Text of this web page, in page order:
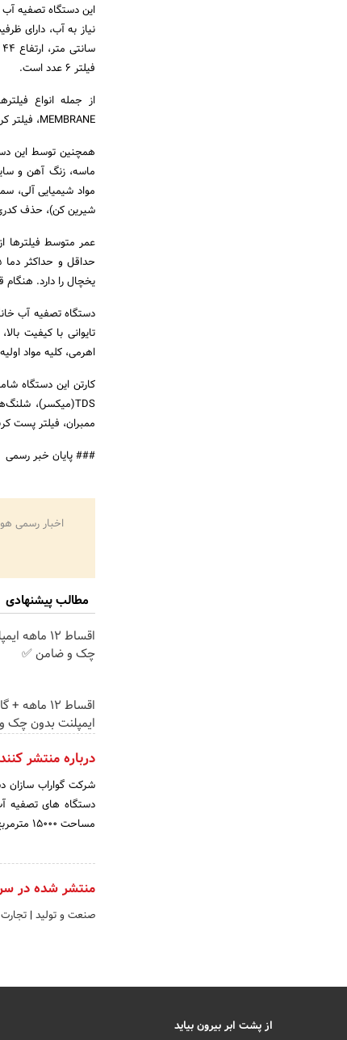
این دستگاه تصفیه
فیلتر 6 عدد است.
MEMBRANE، فیلتر کربن نهایی POST CARBON، فیلتر مینرال MINERAL اشاره کرد.
ماسه، زنگ آهن و
مواد شیمیایی آلی،
شیرین کن)، حذف
یخچال را دارد.
دستگاه تصفیه آب
اهرمی، کلیه مواد
کارتن این دستگاه
ممبران، فیلتر پست کربن،
### پایان خبر رسمی
اخبار رسمی
مطالب پیشنهادی
اقساط ۱۲
چک و ضامن ✅
اقساط 12
ایمپلنت بدون چک
درباره منتشر
شرکت گواراب سازان
مساحت ۱۵۰۰۰ مترمربع و زیربنای ۷۰۰۰ مترمربع تاسیس گردید.
منتشر شده در
صنعت و تولید | تجارت
از پشت ابر بیرون بیاید